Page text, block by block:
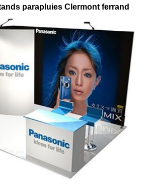
parapluies Clermont ferrand